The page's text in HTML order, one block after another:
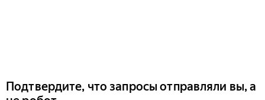
Подтвердите, что запросы отправляли вы, а